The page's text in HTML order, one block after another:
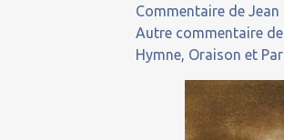
Commentaire de
Autre commentaire de
Hymne, Oraison et